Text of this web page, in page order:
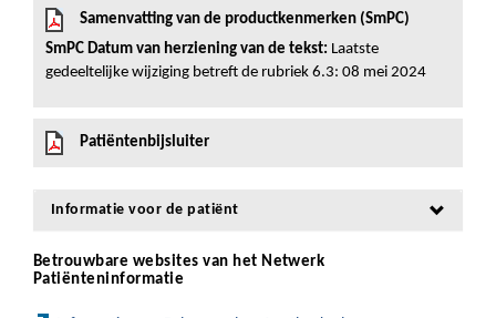
Samenvatting van de productkenmerken (SmPC)
SmPC Datum van herziening van de tekst: Laatste
gedeeltelijke wijziging betreft de rubriek 6.3: 08 mei 2024
Patiëntenbijsluiter
Informatie voor de patiënt
Betrouwbare websites van het Netwerk
Patiënteninformatie